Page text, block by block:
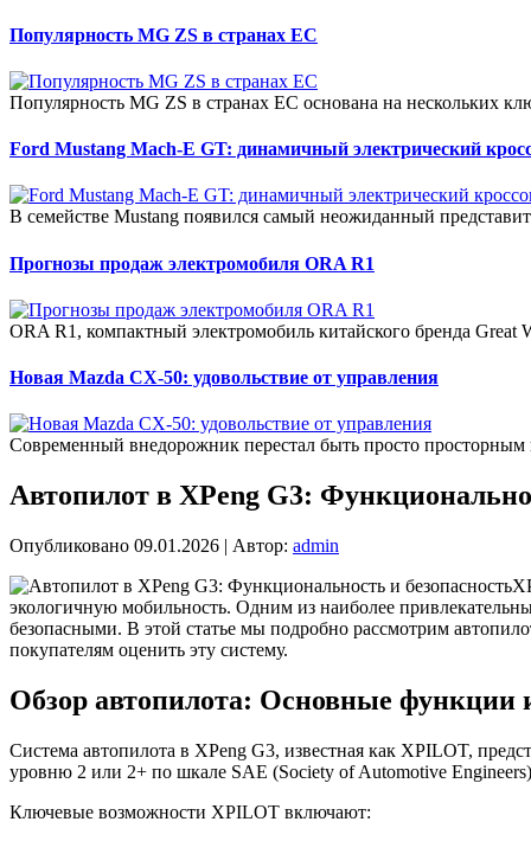
Популярность MG ZS в странах ЕС
Популярность MG ZS в странах ЕС основана на нескольких
Ford Mustang Mach-E GT: динамичный электрический
В семействе Mustang появился самый неожиданный
Прогнозы продаж электромобиля ORA R1
ORA R1, компактный электромобиль китайского бренда
Новая Mazda CX-50: удовольствие от управления
Современный внедорожник перестал быть просто
Автопилот в XPeng G3:
Опубликовано 09.01.2026 | Автор: admin
экологичную мобильность. Одним из наиболее
безопасными. В этой статье мы подробно рассмотрим
покупателям оценить эту систему.
Обзор автопилота: Основные функции
Система автопилота в XPeng G3, известная как XPILOT,
уровню 2 или 2+ по шкале SAE (Society of Automotive
Ключевые возможности XPILOT включают: